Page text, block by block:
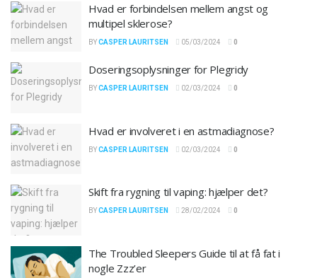
Hvad er forbindelsen mellem angst og
multipel sklerose?
BYCASPER LAURITSEN 05/03/2024 0
Doseringsoplysninger for Plegridy
BYCASPER LAURITSEN 02/03/2024 0
Hvad er involveret i en astmadiagnose?
BYCASPER LAURITSEN 02/03/2024 0
Skift fra rygning til vaping: hjælper det?
BYCASPER LAURITSEN 28/02/2024 0
The Troubled Sleepers Guide til at få fat i
nogle Zzz’er